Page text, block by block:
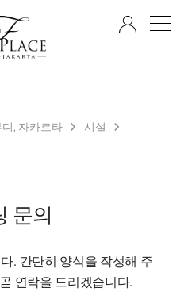
, 자카르타
시설
문의
. 간단히 양식을 작성해 주
연락을 드리겠습니다.